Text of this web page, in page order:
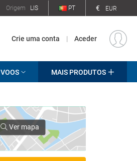
Origem LIS PT € EUR
Crie uma conta | Aceder
VOOS MAIS PRODUTOS
Ver mapa